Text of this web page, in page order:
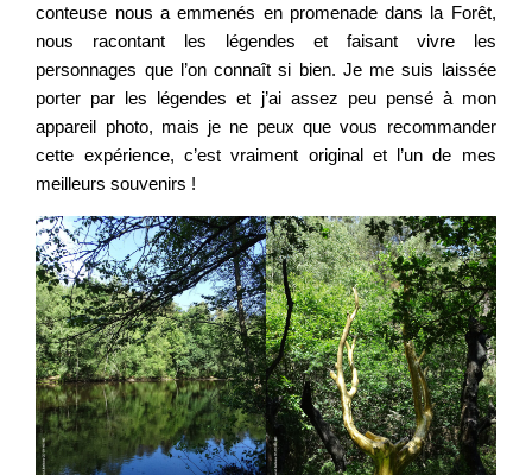
conteuse nous a emmenés en promenade dans la Forêt,
nous racontant les légendes et faisant vivre les
personnages que l’on connaît si bien. Je me suis laissée
porter par les légendes et j’ai assez peu pensé à mon
appareil photo, mais je ne peux que vous recommander
cette expérience, c’est vraiment original et l’un de mes
meilleurs souvenirs !